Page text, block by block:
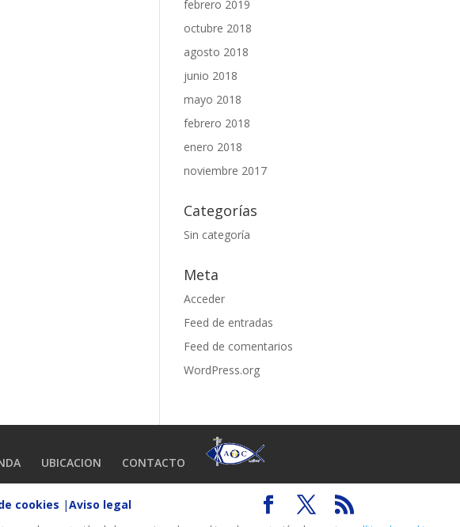
febrero 2019
octubre 2018
agosto 2018
junio 2018
mayo 2018
febrero 2018
enero 2018
noviembre 2017
Categorías
Sin categoría
Meta
Acceder
Feed de entradas
Feed de comentarios
WordPress.org
UBICACION CONTACTO
cookies |Aviso legal